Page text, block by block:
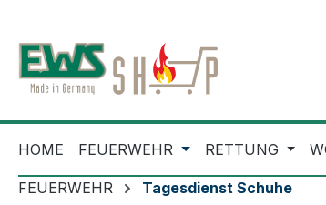
HOME FEUERWEHR RETTUNG
FEUERWEHR Tagesdienst Schuhe